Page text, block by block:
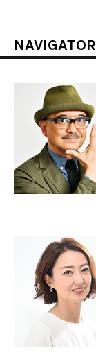
NAVIGATOR